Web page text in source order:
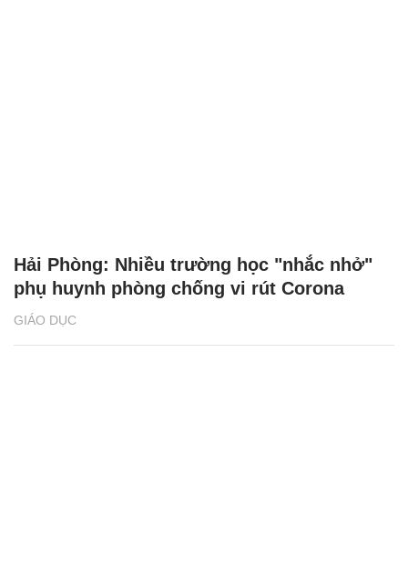
GIÁO DỤC
Hải Phòng: Nhiều trường học "nhắc nhở"
phụ huynh phòng chống vi rút Corona